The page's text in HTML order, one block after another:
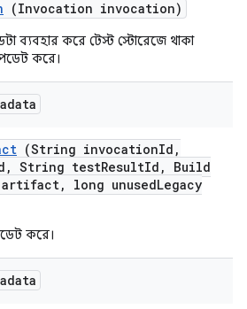
(Invocation invocation)
ব্যবহার করে টেস্ট স্টোরেজে থাকা
করে।
(String invocationId ,
, String testResultId ,
Build
artifact, long unusedLegacy
করে।